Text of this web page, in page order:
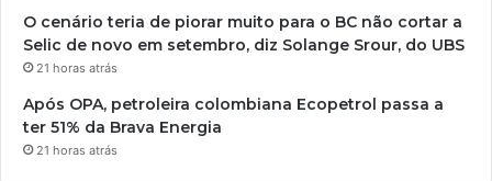
O cenário teria de piorar muito para o BC não cortar a
Selic de novo em setembro, diz Solange Srour, do UBS
21 horas atrás
Após OPA, petroleira colombiana Ecopetrol passa a
ter 51% da Brava Energia
21 horas atrás